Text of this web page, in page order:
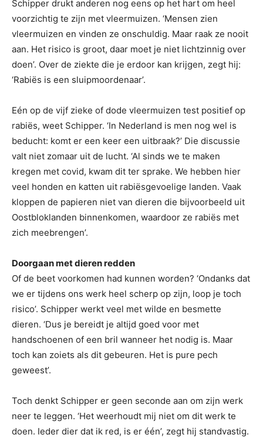
Schipper drukt anderen nog eens op het hart om heel
voorzichtig te zijn met vleermuizen. ‘Mensen zien
vleermuizen en vinden ze onschuldig. Maar raak ze nooit
aan. Het risico is groot, daar moet je niet lichtzinnig over
doen’. Over de ziekte die je erdoor kan krijgen, zegt hij:
‘Rabiës is een sluipmoordenaar’.
Eén op de vijf zieke of dode vleermuizen test positief op
rabiës, weet Schipper. ‘In Nederland is men nog wel is
beducht: komt er een keer een uitbraak?’ Die discussie
valt niet zomaar uit de lucht. ‘Al sinds we te maken
kregen met covid, kwam dit ter sprake. We hebben hier
veel honden en katten uit rabiësgevoelige landen. Vaak
kloppen de papieren niet van dieren die bijvoorbeeld uit
Oostbloklanden binnenkomen, waardoor ze rabiës met
zich meebrengen’.
Doorgaan met dieren redden
Of de beet voorkomen had kunnen worden? ‘Ondanks dat
we er tijdens ons werk heel scherp op zijn, loop je toch
risico’. Schipper werkt veel met wilde en besmette
dieren. ‘Dus je bereidt je altijd goed voor met
handschoenen of een bril wanneer het nodig is. Maar
toch kan zoiets als dit gebeuren. Het is pure pech
geweest’.
Toch denkt Schipper er geen seconde aan om zijn werk
neer te leggen. ‘Het weerhoudt mij niet om dit werk te
doen. Ieder dier dat ik red, is er één’, zegt hij standvastig.